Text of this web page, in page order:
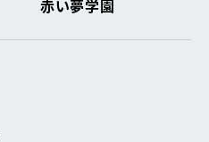
赤い夢学園